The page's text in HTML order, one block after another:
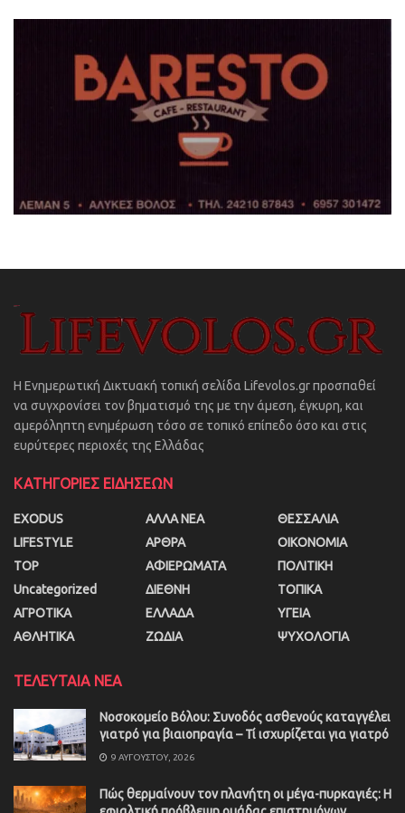
Η Ενημερωτική Δικτυακή τοπική σελίδα Lifevolos.gr προσπαθεί
να συγχρονίσει τον βηματισμό της με την άμεση, έγκυρη, και
αμερόληπτη ενημέρωση τόσο σε τοπικό επίπεδο όσο και στις
ευρύτερες περιοχές της Ελλάδας
ΚΑΤΗΓΟΡΙΕΣ ΕΙΔΗΣΕΩΝ
EXODUS
LIFESTYLE
TOP
Uncategorized
ΑΓΡΟΤΙΚΑ
ΑΘΛΗΤΙΚΑ
ΑΛΛΑ ΝΕΑ
ΑΡΘΡΑ
ΑΦΙΕΡΩΜΑΤΑ
ΔΙΕΘΝΗ
ΕΛΛΑΔΑ
ΖΩΔΙΑ
ΘΕΣΣΑΛΙΑ
ΟΙΚΟΝΟΜΙΑ
ΠΟΛΙΤΙΚΗ
ΤΟΠΙΚΑ
ΥΓΕΙΑ
ΨΥΧΟΛΟΓΙΑ
ΤΕΛΕΥΤΑΙΑ ΝΕΑ
Νοσοκομείο Βόλου: Συνοδός ασθενούς καταγγέλει
γιατρό για βιαιοπραγία – Τί ισχυρίζεται για γιατρό
9 ΑΥΓΟΎΣΤΟΥ, 2026
Πώς θερμαίνουν τον πλανήτη οι μέγα-πυρκαγιές: Η